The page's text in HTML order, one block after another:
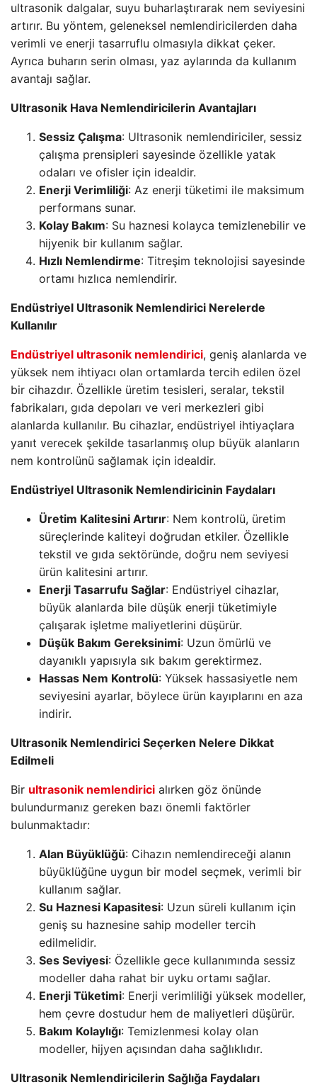
ultrasonik dalgalar, suyu buharlaştırarak nem seviyesini
artırır. Bu yöntem, geleneksel nemlendiricilerden daha
verimli ve enerji tasarruflu olmasıyla dikkat çeker.
Ayrıca buharın serin olması, yaz aylarında da kullanım
avantajı sağlar.
Ultrasonik Hava Nemlendiricilerin Avantajları
Sessiz Çalışma: Ultrasonik nemlendiriciler, sessiz
çalışma prensipleri sayesinde özellikle yatak
odaları ve ofisler için idealdir.
Enerji Verimliliği: Az enerji tüketimi ile maksimum
performans sunar.
Kolay Bakım: Su haznesi kolayca temizlenebilir ve
hijyenik bir kullanım sağlar.
Hızlı Nemlendirme: Titreşim teknolojisi sayesinde
ortamı hızlıca nemlendirir.
Endüstriyel Ultrasonik Nemlendirici Nerelerde
Kullanılır
Endüstriyel ultrasonik nemlendirici, geniş alanlarda ve
yüksek nem ihtiyacı olan ortamlarda tercih edilen özel
bir cihazdır. Özellikle üretim tesisleri, seralar, tekstil
fabrikaları, gıda depoları ve veri merkezleri gibi
alanlarda kullanılır. Bu cihazlar, endüstriyel ihtiyaçlara
yanıt verecek şekilde tasarlanmış olup büyük alanların
nem kontrolünü sağlamak için idealdir.
Endüstriyel Ultrasonik Nemlendiricinin Faydaları
Üretim Kalitesini Artırır: Nem kontrolü, üretim
süreçlerinde kaliteyi doğrudan etkiler. Özellikle
tekstil ve gıda sektöründe, doğru nem seviyesi
ürün kalitesini artırır.
Enerji Tasarrufu Sağlar: Endüstriyel cihazlar,
büyük alanlarda bile düşük enerji tüketimiyle
çalışarak işletme maliyetlerini düşürür.
Düşük Bakım Gereksinimi: Uzun ömürlü ve
dayanıklı yapısıyla sık bakım gerektirmez.
Hassas Nem Kontrolü: Yüksek hassasiyetle nem
seviyesini ayarlar, böylece ürün kayıplarını en aza
indirir.
Ultrasonik Nemlendirici Seçerken Nelere Dikkat
Edilmeli
Bir ultrasonik nemlendirici alırken göz önünde
bulundurmanız gereken bazı önemli faktörler
bulunmaktadır:
Alan Büyüklüğü: Cihazın nemlendireceği alanın
büyüklüğüne uygun bir model seçmek, verimli bir
kullanım sağlar.
Su Haznesi Kapasitesi: Uzun süreli kullanım için
geniş su haznesine sahip modeller tercih
edilmelidir.
Ses Seviyesi: Özellikle gece kullanımında sessiz
modeller daha rahat bir uyku ortamı sağlar.
Enerji Tüketimi: Enerji verimliliği yüksek modeller,
hem çevre dostudur hem de maliyetleri düşürür.
Bakım Kolaylığı: Temizlenmesi kolay olan
modeller, hijyen açısından daha sağlıklıdır.
Ultrasonik Nemlendiricilerin Sağlığa Faydaları